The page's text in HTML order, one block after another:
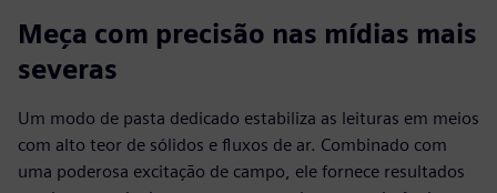
Meça com precisão nas mídias mais
severas
Um modo de pasta dedicado estabiliza as leituras em meios
com alto teor de sólidos e fluxos de ar. Combinado com
uma poderosa excitação de campo, ele fornece resultados